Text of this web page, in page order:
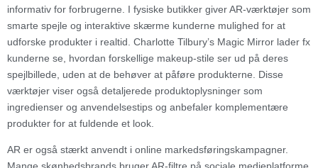
informativ for forbrugerne. I fysiske butikker giver AR-værktøjer som
smarte spejle og interaktive skærme kunderne mulighed for at
udforske produkter i realtid. Charlotte Tilbury’s Magic Mirror lader fx
kunderne se, hvordan forskellige makeup-stile ser ud på deres
spejlbillede, uden at de behøver at påføre produkterne. Disse
værktøjer viser også detaljerede produktoplysninger som
ingredienser og anvendelsestips og anbefaler komplementære
produkter for at fuldende et look.
AR er også stærkt anvendt i online markedsføringskampagner.